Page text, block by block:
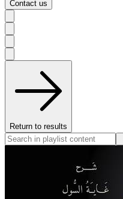
Contact us
Return to results